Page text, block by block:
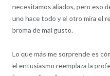
necesitamos aliados, pero eso
uno hace todo y el otro mira el
broma de mal gusto.
Lo que más me sorprende es
el entusiasmo reemplaza la